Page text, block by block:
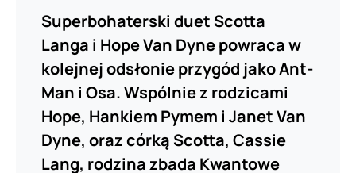
Superbohaterski duet Scotta
Langa i Hope Van Dyne powraca w
kolejnej odsłonie przygód jako Ant-
Man i Osa. Wspólnie z rodzicami
Hope, Hankiem Pymem i Janet Van
Dyne, oraz córką Scotta, Cassie
Lang, rodzina zbada Kwantowe